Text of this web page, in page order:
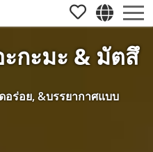
กะมะ & มัตสึ
อร่อย, &บรรยากาศแบบ